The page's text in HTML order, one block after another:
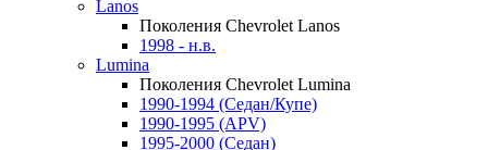
Lanos
Поколения Chevrolet Lanos
1998 - н.в.
Lumina
Поколения Chevrolet Lumina
1990-1994 (Седан/Купе)
1990-1995 (APV)
1995-2000 (Седан)